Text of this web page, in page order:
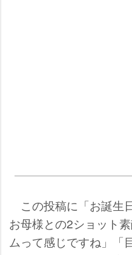
この投稿に「お誕生
お母様との2ショット
ムって感じですね」「